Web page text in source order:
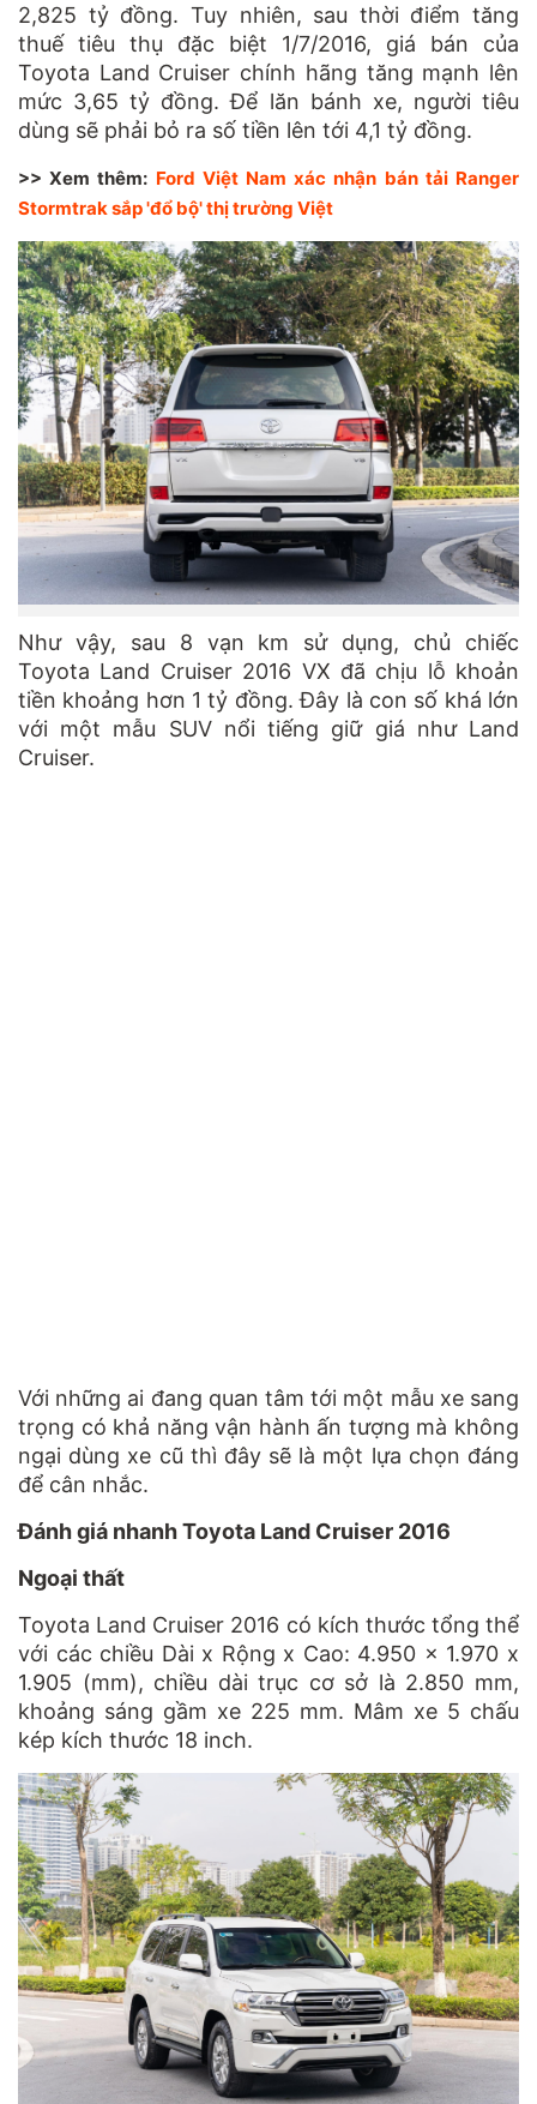
2,825 tỷ đồng. Tuy nhiên, sau thời điểm tăng
thuế tiêu thụ đặc biệt 1/7/2016, giá bán của
Toyota Land Cruiser chính hãng tăng mạnh lên
mức 3,65 tỷ đồng. Để lăn bánh xe, người tiêu
dùng sẽ phải bỏ ra số tiền lên tới 4,1 tỷ đồng.
>> Xem thêm: Ford Việt Nam xác nhận bán tải Ranger
Stormtrak sắp 'đổ bộ' thị trường Việt
Như vậy, sau 8 vạn km sử dụng, chủ chiếc
Toyota Land Cruiser 2016 VX đã chịu lỗ khoản
tiền khoảng hơn 1 tỷ đồng. Đây là con số khá lớn
với một mẫu SUV nổi tiếng giữ giá như Land
Cruiser.
Với những ai đang quan tâm tới một mẫu xe sang
trọng có khả năng vận hành ấn tượng mà không
ngại dùng xe cũ thì đây sẽ là một lựa chọn đáng
để cân nhắc.
Đánh giá nhanh Toyota Land Cruiser 2016
Ngoại thất
Toyota Land Cruiser 2016 có kích thước tổng thể
với các chiều Dài x Rộng x Cao: 4.950 x 1.970 x
1.905 (mm), chiều dài trục cơ sở là 2.850 mm,
khoảng sáng gầm xe 225 mm. Mâm xe 5 chấu
kép kích thước 18 inch.